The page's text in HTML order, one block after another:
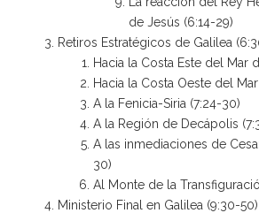
de Jesús (6:14-29)
Retiros Estratégicos de Galilea
Hacia la Costa Este del Mar
Hacia la Costa Oeste del Mar
A la Fenicia-Siria (7:24-30)
A la Región de Decápolis
A las inmediaciones de
30)
Al Monte de la
Ministerio Final en Galilea (9:30-50)